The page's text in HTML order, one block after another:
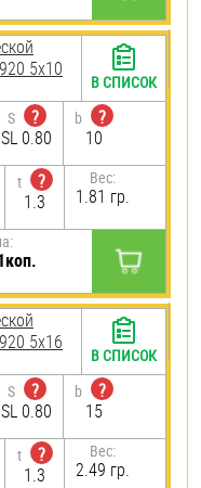
5х10
S
?
SL 0.80
b
?
10
t
?
1.3
Вес:
1.81 гр.
В СПИСОК
5х16
S
?
SL 0.80
b
?
15
t
?
1.3
Вес:
2.49 гр.
В СПИСОК